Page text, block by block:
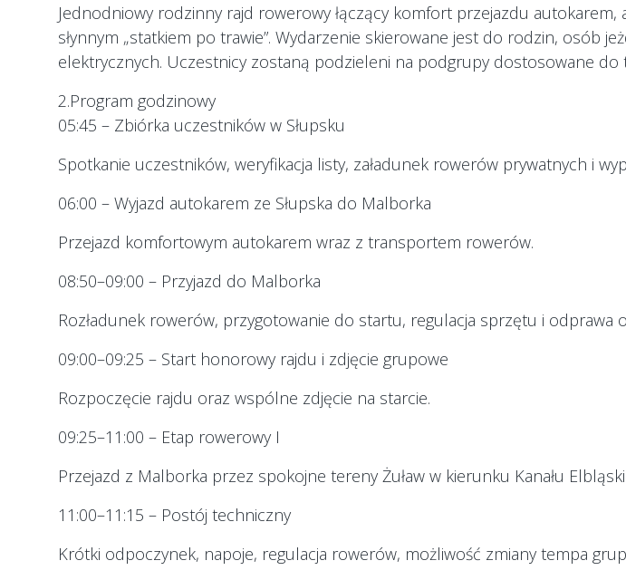
Jednodniowy rodzinny rajd rowerowy łączący komfort przejazdu
słynnym „statkiem po trawie”. Wydarzenie skierowane jest do rodzin, osób
elektrycznych. Uczestnicy zostaną podzieleni na podgrupy dostosowane do
2.Program godzinowy
05:45 – Zbiórka uczestników w Słupsku
Spotkanie uczestników, weryfikacja listy, załadunek rowerów prywatnych i
06:00 – Wyjazd autokarem ze Słupska do Malborka
Przejazd komfortowym autokarem wraz z transportem rowerów.
08:50–09:00 – Przyjazd do Malborka
Rozładunek rowerów, przygotowanie do startu, regulacja sprzętu i odprawa
09:00–09:25 – Start honorowy rajdu i zdjęcie grupowe
Rozpoczęcie rajdu oraz wspólne zdjęcie na starcie.
09:25–11:00 – Etap rowerowy I
Przejazd z Malborka przez spokojne tereny Żuław w kierunku Kanału
11:00–11:15 – Postój techniczny
Krótki odpoczynek, napoje, regulacja rowerów, możliwość zmiany tempa